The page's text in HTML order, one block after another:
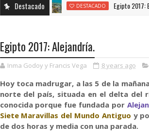
DestacadoDESTACADO Egipto 2017: El Mar Rojo.
Egipto 2017: Alejandría.
Inma Godoy y Francis Vega 8 years ago
Hoy toca madrugar, a las 5 de la
norte del país, situada en el delta del
conocida porque fue fundada por
Siete Maravillas del Mundo Antiguo y
de dos horas y media con una parada.